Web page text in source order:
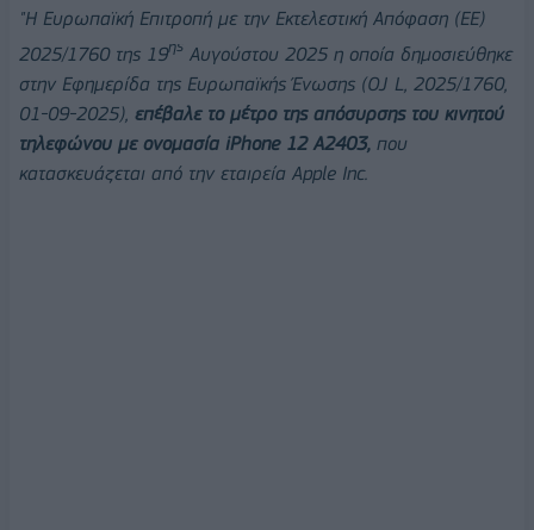
"Η Ευρωπαϊκή Επιτροπή με την Εκτελεστική Απόφαση (ΕΕ)
2025/1760 της 19ης Αυγούστου 2025 η οποία δημοσιεύθηκε
στην Εφημερίδα της Ευρωπαϊκής Ένωσης (OJ L, 2025/1760,
01-09-2025), επέβαλε το μέτρο της απόσυρσης του κινητού
τηλεφώνου με ονομασία iPhone 12 A2403, που
κατασκευάζεται από την εταιρεία Apple Inc.